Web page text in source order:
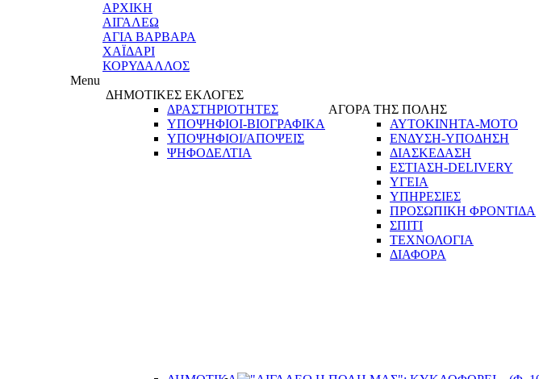
ΑΡΧΙΚΗ
ΑΙΓΑΛΕΩ
ΑΓΙΑ ΒΑΡΒΑΡΑ
ΧΑΪΔΑΡΙ
ΚΟΡΥΔΑΛΛΟΣ
Menu
ΔΗΜΟΤΙΚΕΣ ΕΚΛΟΓΕΣ
ΔΡΑΣΤΗΡΙΟΤΗΤΕΣ
ΥΠΟΨΗΦΙΟΙ-ΒΙΟΓΡΑΦΙΚΑ
ΥΠΟΨΗΦΙΟΙ/ΑΠΟΨΕΙΣ
ΨΗΦΟΔΕΛΤΙΑ
ΑΓΟΡΑ ΤΗΣ ΠΟΛΗΣ
ΑΥΤΟΚΙΝΗΤΑ-ΜΟΤΟ
ΕΝΔΥΣΗ-ΥΠΟΔΗΣΗ
ΔΙΑΣΚΕΔΑΣΗ
ΕΣΤΙΑΣΗ-DELIVERY
ΥΓΕΙΑ
ΥΠΗΡΕΣΙΕΣ
ΠΡΟΣΩΠΙΚΗ ΦΡΟΝΤΙΔΑ
ΣΠΙΤΙ
ΤΕΧΝΟΛΟΓΙΑ
ΔΙΑΦΟΡΑ